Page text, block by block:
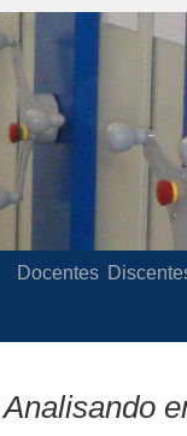
Docentes